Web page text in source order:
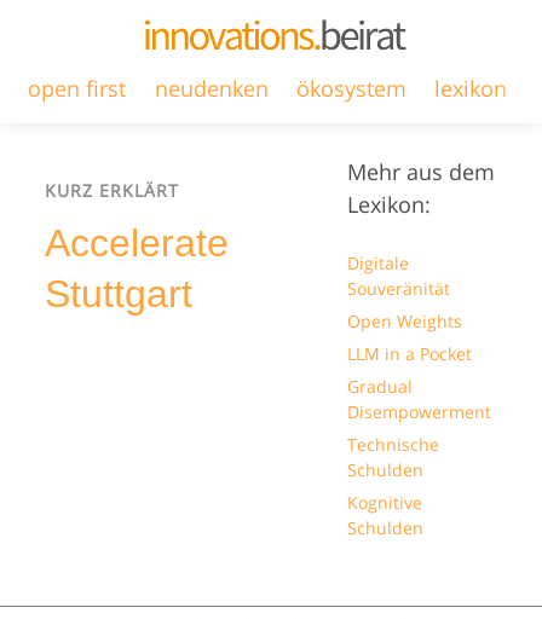
open first neudenken ökosystem lexikon
KURZ ERKLÄRT
Accelerate
Stuttgart
Mehr aus dem
Lexikon:
Digitale
Souveränität
Open Weights
LLM in a Pocket
Gradual
Disempowerment
Technische
Schulden
Kognitive
Schulden